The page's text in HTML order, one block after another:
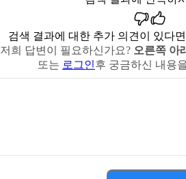
검색 결과에 대한 추가 의견이 있다
저희 답변이 필요하신가요? 오른쪽 아
또는 로그인후 궁금하신 내용